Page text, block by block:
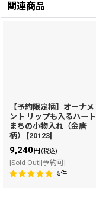
関連商品
【予約限定柄】オーナメ
ント リップも入るハート
まちの小物入れ（金唐
柄）
[20123]
9,240円 (税込)
[Sold Out][予約可]
5件